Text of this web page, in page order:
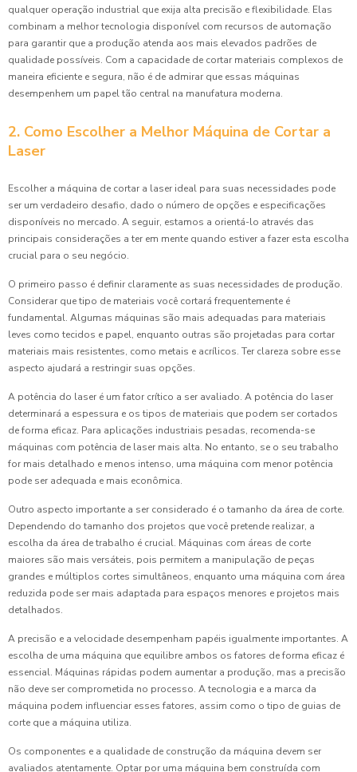
qualquer operação industrial que exija alta precisão e flexibilidade. Elas
combinam a melhor tecnologia disponível com recursos de automação
para garantir que a produção atenda aos mais elevados padrões de
qualidade possíveis. Com a capacidade de cortar materiais complexos de
maneira eficiente e segura, não é de admirar que essas máquinas
desempenhem um papel tão central na manufatura moderna.
2. Como Escolher a Melhor Máquina de Cortar a
Laser
Escolher a máquina de cortar a laser ideal para suas necessidades pode
ser um verdadeiro desafio, dado o número de opções e especificações
disponíveis no mercado. A seguir, estamos a orientá-lo através das
principais considerações a ter em mente quando estiver a fazer esta escolha
crucial para o seu negócio.
O primeiro passo é definir claramente as suas necessidades de produção.
Considerar que tipo de materiais você cortará frequentemente é
fundamental. Algumas máquinas são mais adequadas para materiais
leves como tecidos e papel, enquanto outras são projetadas para cortar
materiais mais resistentes, como metais e acrílicos. Ter clareza sobre esse
aspecto ajudará a restringir suas opções.
A potência do laser é um fator crítico a ser avaliado. A potência do laser
determinará a espessura e os tipos de materiais que podem ser cortados
de forma eficaz. Para aplicações industriais pesadas, recomenda-se
máquinas com potência de laser mais alta. No entanto, se o seu trabalho
for mais detalhado e menos intenso, uma máquina com menor potência
pode ser adequada e mais econômica.
Outro aspecto importante a ser considerado é o tamanho da área de corte.
Dependendo do tamanho dos projetos que você pretende realizar, a
escolha da área de trabalho é crucial. Máquinas com áreas de corte
maiores são mais versáteis, pois permitem a manipulação de peças
grandes e múltiplos cortes simultâneos, enquanto uma máquina com área
reduzida pode ser mais adaptada para espaços menores e projetos mais
detalhados.
A precisão e a velocidade desempenham papéis igualmente importantes. A
escolha de uma máquina que equilibre ambos os fatores de forma eficaz é
essencial. Máquinas rápidas podem aumentar a produção, mas a precisão
não deve ser comprometida no processo. A tecnologia e a marca da
máquina podem influenciar esses fatores, assim como o tipo de guias de
corte que a máquina utiliza.
Os componentes e a qualidade de construção da máquina devem ser
avaliados atentamente. Optar por uma máquina bem construída com